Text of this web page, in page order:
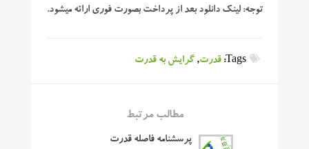
توجه: لینک دانلود بعد از پرداخت بصورت فوری ارائه میشود.
Tags: قدرت,گرایش به قدرت
مطالب مرتبط
پرسشنامه فاصله قدرت